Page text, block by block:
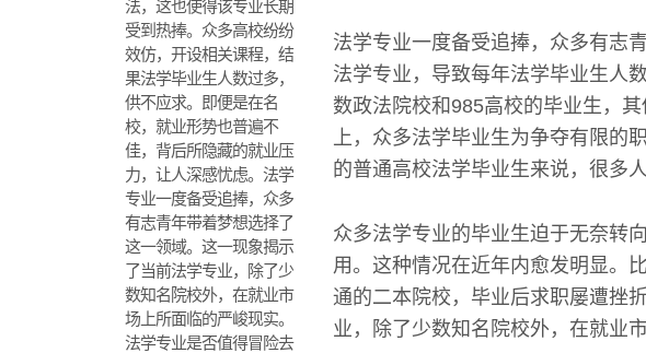
法，这也使得该专业长期
受到热捧。众多高校纷纷
效仿，开设相关课程，结
果法学毕业生人数过多，
供不应求。即便是在名
校，就业形势也普遍不
佳，背后所隐藏的就业压
力，让人深感忧虑。法学
专业一度备受追捧，众多
有志青年带着梦想选择了
这一领域。这一现象揭示
了当前法学专业，除了少
数知名院校外，在就业市
场上所面临的严峻现实。
法学专业是否值得冒险去
法学专业一度备受追捧，众多有志
法学专业，导致每年法学毕业生人
数政法院校和985高校的毕业生，
上，众多法学毕业生为争夺有限的
的普通高校法学毕业生来说，很多
众多法学专业的毕业生迫于无奈转
用。这种情况在近年内愈发明显。
通的二本院校，毕业后求职屡遭挫
业，除了少数知名院校外，在就业